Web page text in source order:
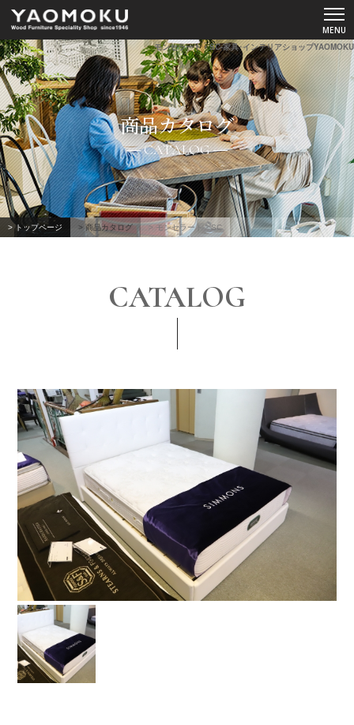
ショールーム
YAOMOKUについて
商品カタログ
スペシャルコンテンツ
モンセラート・SC-家具･インテリアショップYAOMOKU
商品カタログ
CATALOG
> トップページ > 商品カタログ > モンセラート・SC
CATALOG